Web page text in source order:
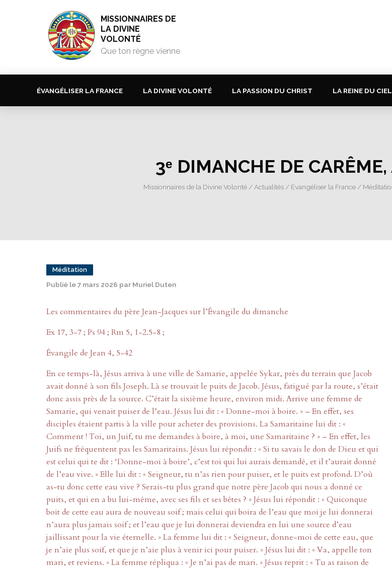
MISSIONNAIRES DE
LA DIVINE
VOLONTÉ
Que ton règne vienne
ÉVANGÉLISER LA FRANCE LA DIVINE VOLONTÉ LA PASSION DU CHRIST LA REINE DU CIEL
3ᵉ DIMANCHE DE
Missionnaires de la Divine Volonté/ Actualités/ Évangéliser la France/
Méditation
Publié le 7 mars 2026 par Muriel Duten
Les commentaires du père Jean-Jacques sur l’Évangile du dimanche
Ex 17, 3-7 ; Ps 94 ; Rm 5, 1-2.5-8 ;
Évangile de Jean 4, 5-42
En ce temps-là, Jésus arriva à une ville de Samarie, appelée Sykar, près du terrain que Jacob
avait donné à son fils Joseph. Là se trouvait le puits de Jacob. Jésus, fatigué par la route, s’était
donc assis près de la source. C’était la sixième heure, environ midi. Arrive une femme de
Samarie, qui venait puiser de l’eau. Jésus lui dit : « Donne-moi à boire. » – En effet, ses
disciples étaient partis à la ville pour acheter des provisions. La Samaritaine lui dit : «
Comment ! Toi, un Juif, tu me demandes à boire, à moi, une Samaritaine ? » – En effet, les
Juifs ne fréquentent pas les Samaritains. Jésus lui répondit : « Si tu savais le don de Dieu et qui
est celui qui te dit : ‘Donne-moi à boire’, c’est toi qui lui aurais demandé, et il t’aurait donné
de l’eau vive. » Elle lui dit : « Seigneur, tu n’as rien pour puiser, et le puits est profond. D’où
as-tu donc cette eau vive ? Serais-tu plus grand que notre père Jacob qui nous a donné ce
puits, et qui en a bu lui-même, avec ses fils et ses bêtes ? » Jésus lui répondit : « Quiconque
boit de cette eau aura de nouveau soif ; mais celui qui boira de l’eau que moi je lui donnerai
n’aura plus jamais soif ; et l’eau que je lui donnerai deviendra en lui une source d’eau
jaillissant pour la vie éternelle. » La femme lui dit : « Seigneur, donne-moi de cette eau, que
je n’aie plus soif, et que je n’aie plus à venir ici pour puiser. » Jésus lui dit : « Va, appelle ton
mari, et reviens. » La femme répliqua : « Je n’ai pas de mari. » Jésus reprit : « Tu as raison de